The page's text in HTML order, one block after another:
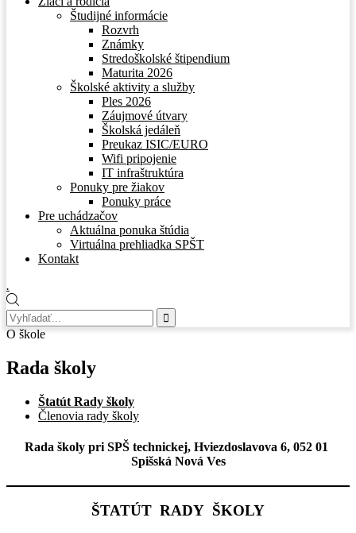
Študijné informácie
Rozvrh
Známky
Stredoškolské štipendium
Maturita 2026
Školské aktivity a služby
Ples 2026
Záujmové útvary
Školská jedáleň
Preukaz ISIC/EURO
Wifi pripojenie
IT infraštruktúra
Ponuky pre žiakov
Ponuky práce
Pre uchádzačov
Aktuálna ponuka štúdia
Virtuálna prehliadka SPŠT
Kontakt
.
O škole
Rada školy
Štatút Rady školy
Členovia rady školy
Rada školy pri SPŠ technickej, Hviezdoslavova 6, 052 01
Spišská Nová Ves
ŠTATÚT RADY ŠKOLY